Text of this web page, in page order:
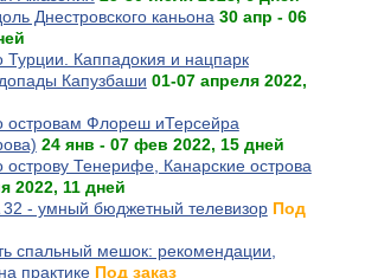
Днестровского каньона 30 апр - 06
Турции. Каппадокия и нацпарк
Капузбаши 01-07 апреля 2022,
островам Флореш иТерсейра
24 янв - 07 фев 2022, 15 дней
острову Тенерифе, Канарские острова
2022, 11 дней
32 - умный бюджетный телевизор Под
спальный мешок: рекомендации,
практике Под заказ